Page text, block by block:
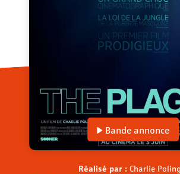
Bande annonce
Réalisé par : Charlie